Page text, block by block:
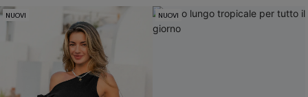
NUOVI NUOVI